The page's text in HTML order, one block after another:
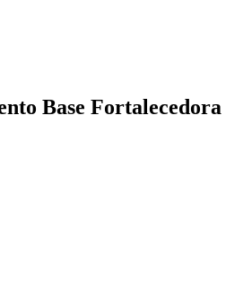
Base Fortalecedora